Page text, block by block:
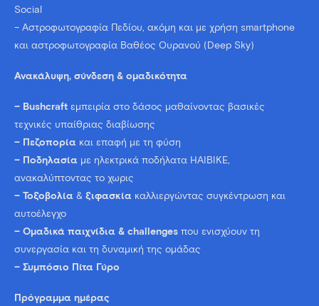
Social
– Αστροφωτογραφία Πεδίου, ακόμη και με χρήση smartphone
και αστροφωτογραφία Βαθέος Ουρανού (Deep Sky)
Ανακάλυψη, σύνδεση & ομαδικότητα
– Bushcraft εμπειρία στο δάσος μαθαίνοντας βασικές
τεχνικές υπαίθριας διαβίωσης
– Πεζοπορία και επαφή με τη φύση
– Ποδηλασία με ηλεκτρικά ποδήλατα HAIBIKE,
ανακαλύπτοντας το χωρις
– Τοξοβολία & ξιφασκία καλλιεργώντας συγκέντρωση και
αυτοέλεγχο
– Ομαδικά παιχνίδια & challenges που ενισχύουν τη
συνεργασία και τη δυναμική της ομάδας
– Συμπόσιο Πίτα Γύρο
Πρόγραμμα ημέρας